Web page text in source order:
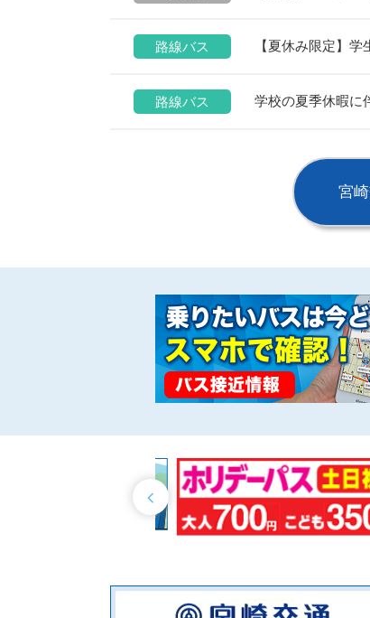
路線バス 【夏休み限定】
路線バス 学校の夏季休暇に
宮